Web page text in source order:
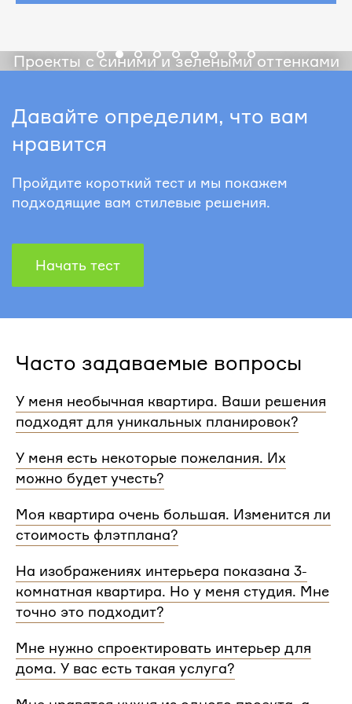
Проекты с синими и зелеными оттенками
Давайте определим, что вам
нравится
Пройдите короткий тест и мы покажем
подходящие вам стилевые решения.
Начать тест
Часто задаваемые вопросы
У меня необычная квартира. Ваши решения
подходят для уникальных планировок?
планировки и учтем особенности вашей
квартиры.
У меня есть некоторые пожелания. Их
можно будет учесть?
согласуем с вами планировочное решение,
расстановку мебели и важные детали. Вы
дизайнером Flatplan
Моя квартира очень большая. Изменится ли
стоимость флэтплана?
площади. Однако если у вас многоэтажный дом
или квартира, нужно будет купить флэтплан для
каждого этажа.
На изображениях интерьера показана 3-
комнатная квартира. Но у меня студия. Мне
точно это подходит?
и учитываем все детали. Любой стиль интерьера
на нашем сайте может быть адаптирован для
Мне нужно спроектировать интерьер для
дома. У вас есть такая услуга?